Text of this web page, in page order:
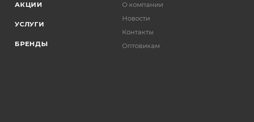
АКЦИИ
УСЛУГИ
БРЕНДЫ
О компании
Новости
Контакты
Оптовикам